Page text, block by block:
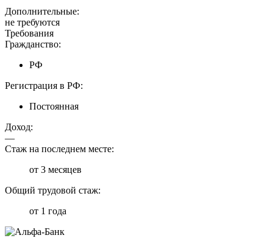
Дополнительные:
не требуются
Требования
Гражданство:
РФ
Регистрация в РФ:
Постоянная
Доход:
—
Стаж на последнем месте:
от 3 месяцев
Общий трудовой стаж:
от 1 года